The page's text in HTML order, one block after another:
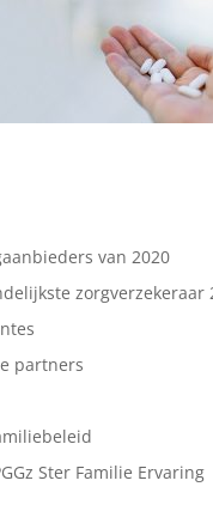
van 2020
zorgverzekeraar
partners
Ster Familie Ervaring